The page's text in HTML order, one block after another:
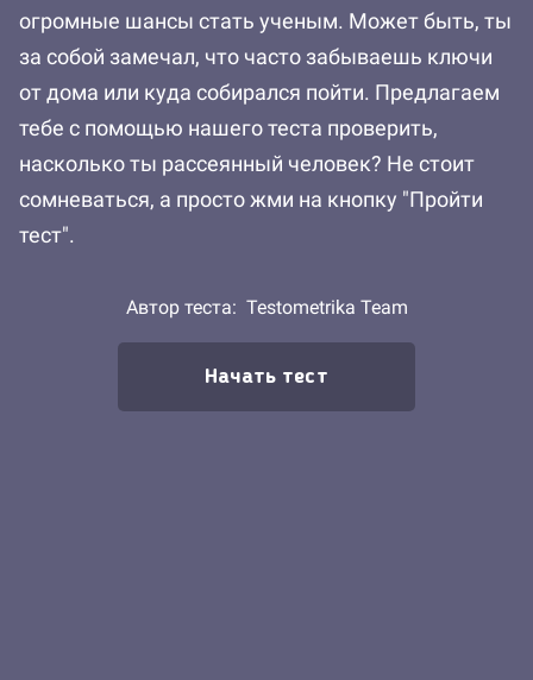
огромные шансы стать ученым. Может быть, ты
за собой замечал, что часто забываешь ключи
от дома или куда собирался пойти. Предлагаем
тебе с помощью нашего теста проверить,
насколько ты рассеянный человек? Не стоит
сомневаться, а просто жми на кнопку "Пройти
тест".
Автор теста: Testometrika Team
Начать тест